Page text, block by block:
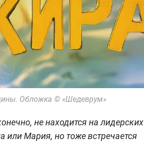
Обложка © «Шедеврум»
не находится на лидерских
или Мария, но тоже встречается